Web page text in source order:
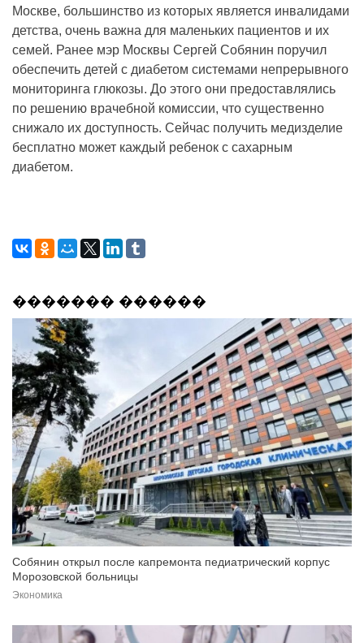
Москве, большинство из которых является инвалидами
детства, очень важна для маленьких пациентов и их
семей. Ранее мэр Москвы Сергей Собянин поручил
обеспечить детей с диабетом системами непрерывного
мониторинга глюкозы. До этого они предоставлялись
по решению врачебной комиссии, что существенно
снижало их доступность. Сейчас получить медизделие
бесплатно может каждый ребенок с сахарным
диабетом.
������� ������
Собянин открыл после капремонта педиатрический корпус
Морозовской больницы
Экономика